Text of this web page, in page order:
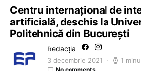
Centru internațional de
artificială, deschis la
Politehnică din București
Redacția
3 decembrie 2021 1
No comments